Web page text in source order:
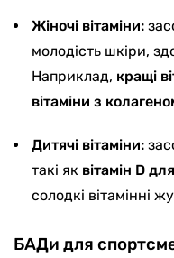
Жіночі вітаміни:
молодість шкіри,
Наприклад, кращі
вітаміни з
Дитячі вітаміни:
такі як вітамін D
солодкі вітамінні
БАДи для